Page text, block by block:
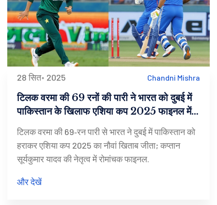
28 सित॰ 2025 Chandni Mishra
टिलक वरमा की 69 रनों की पारी ने भारत को दुबई में
पाकिस्तान के खिलाफ एशिया कप 2025 फाइनल में
जीत दिलाई
टिलक वरमा की 69‑रन पारी से भारत ने दुबई में पाकिस्तान को
हराकर एशिया कप 2025 का नौवां खिताब जीता; कप्तान
सूर्यकुमार यादव की नेतृत्व में रोमांचक फाइनल.
और देखें